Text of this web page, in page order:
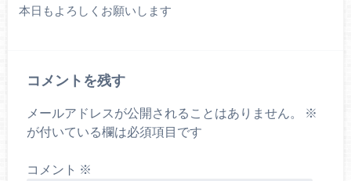
本日もよろしくお願いします
コメントを残す
メールアドレスが公開されることはありません。
※
が付いている欄は必須項目です
コメント ※